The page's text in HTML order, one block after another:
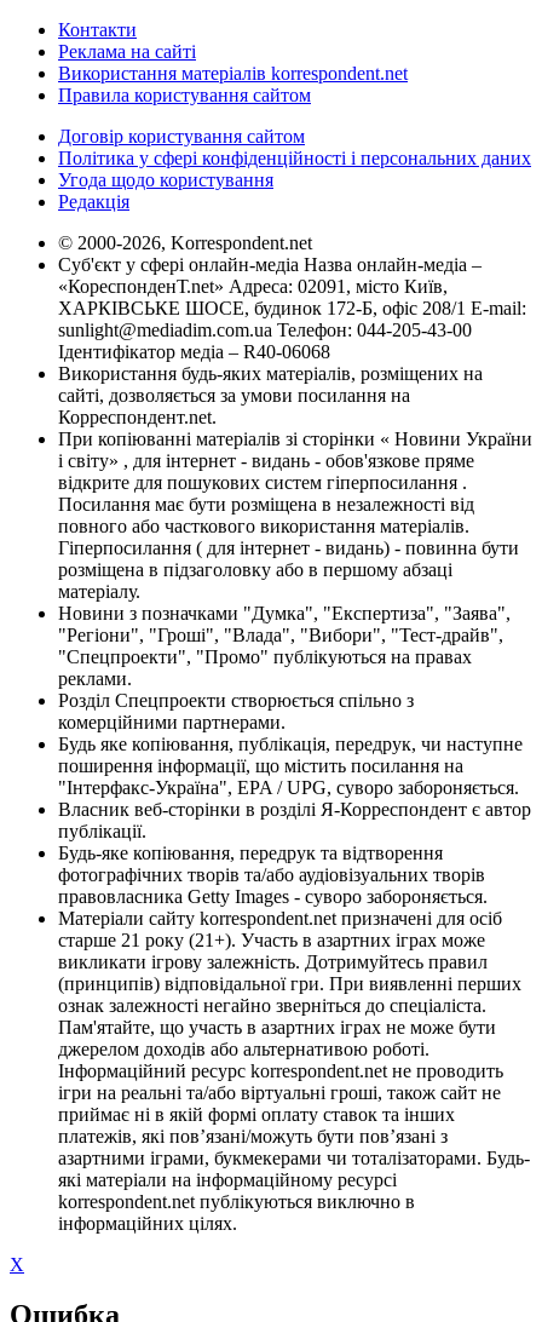
Контакти
Реклама на сайті
Використання матеріалів korrespondent.net
Правила користування сайтом
Договір користування сайтом
Політика у сфері конфіденційності і персональних даних
Угода щодо користування
Редакція
© 2000-2026, Korrespondent.net
Суб'єкт у сфері онлайн-медіа Назва онлайн-медіа –
«КореспонденТ.net» Адреса: 02091, місто Київ,
ХАРКІВСЬКЕ ШОСЕ, будинок 172-Б, офіс 208/1 E-mail:
sunlight@mediadim.com.ua Телефон: 044-205-43-00
Ідентифікатор медіа – R40-06068
Використання будь-яких матеріалів, розміщених на
сайті, дозволяється за умови посилання на
Корреспондент.net.
При копіюванні матеріалів зі сторінки « Новини України
і світу» , для інтернет - видань - обов'язкове пряме
відкрите для пошукових систем гіперпосилання .
Посилання має бути розміщена в незалежності від
повного або часткового використання матеріалів.
Гіперпосилання ( для інтернет - видань) - повинна бути
розміщена в підзаголовку або в першому абзаці
матеріалу.
Новини з позначками "Думка", "Експертиза", "Заява",
"Регіони", "Гроші", "Влада", "Вибори", "Тест-драйв",
"Спецпроекти", "Промо" публікуються на правах
реклами.
Розділ Спецпроекти створюється спільно з
комерційними партнерами.
Будь яке копіювання, публікація, передрук, чи наступне
поширення інформації, що містить посилання на
"Інтерфакс-Україна", EPA / UPG, суворо забороняється.
Власник веб-сторінки в розділі Я-Корреспондент є автор
публікації.
Будь-яке копіювання, передрук та відтворення
фотографічних творів та/або аудіовізуальних творів
правовласника Getty Images - суворо забороняється.
Матеріали сайту korrespondent.net призначені для осіб
старше 21 року (21+). Участь в азартних іграх може
викликати ігрову залежність. Дотримуйтесь правил
(принципів) відповідальної гри. При виявленні перших
ознак залежності негайно зверніться до спеціаліста.
Пам'ятайте, що участь в азартних іграх не може бути
джерелом доходів або альтернативою роботі.
Інформаційний ресурс korrespondent.net не проводить
ігри на реальні та/або віртуальні гроші, також сайт не
приймає ні в якій формі оплату ставок та інших
платежів, які пов’язані/можуть бути пов’язані з
азартними іграми, букмекерами чи тоталізаторами. Будь-
які матеріали на інформаційному ресурсі
korrespondent.net публікуються виключно в
інформаційних цілях.
X
Ошибка